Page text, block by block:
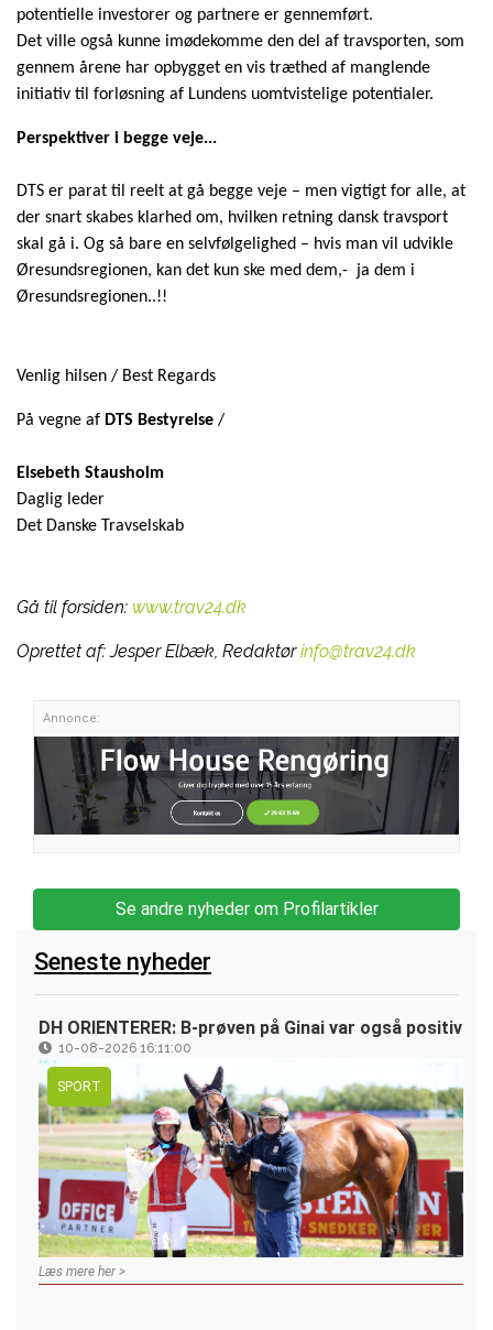
potentielle investorer og partnere er gennemført.
Det ville også kunne imødekomme den del af travsporten, som
gennem årene har opbygget en vis træthed af manglende
initiativ til forløsning af Lundens uomtvistelige potentialer.
Perspektiver i begge veje...
DTS er parat til reelt at gå begge veje – men vigtigt for alle, at
der snart skabes klarhed om, hvilken retning dansk travsport
skal gå i. Og så bare en selvfølgelighed – hvis man vil udvikle
Øresundsregionen, kan det kun ske med dem,- ja dem i
Øresundsregionen..!!
Venlig hilsen / Best Regards
På vegne af DTS Bestyrelse /
Elsebeth Stausholm
Daglig leder
Det Danske Travselskab
Gå til forsiden: www.trav24.dk
Oprettet af:Jesper Elbæk, Redaktør info@trav24.dk
Annonce:
Se andre nyheder om Profilartikler
Seneste nyheder
DH ORIENTERER: B-prøven på Ginai var også positiv
10-08-2026 16:11:00
SPORT
Læs mere her >